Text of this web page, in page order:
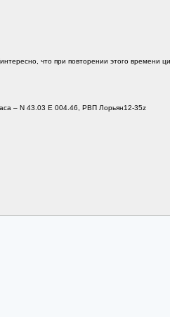
что при повторении этого времени
– N 43.03 E 004.46, РВП Лорьян12-35z